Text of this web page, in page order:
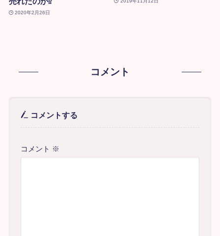
2020年2月26日
コメント
コメントする
コメント ※